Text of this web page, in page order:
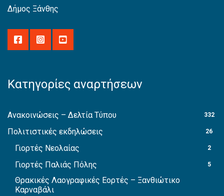
Δήμος Ξάνθης
Κατηγορίες αναρτήσεων
Ανακοινώσεις – Δελτία Τύπου 332
Πολιτιστικές εκδηλώσεις 26
Γιορτές Νεολαίας 2
Γιορτές Παλιάς Πόλης 5
Θρακικές Λαογραφικές Εορτές – Ξανθιώτικο
Καρναβάλι